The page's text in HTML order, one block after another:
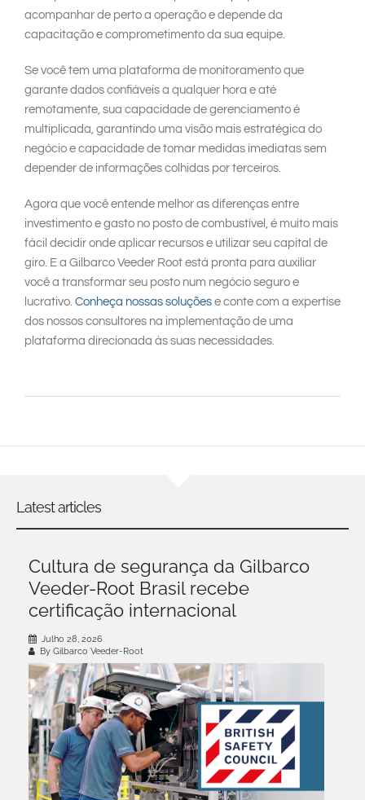
acompanhar de perto a operação e depende da
capacitação e comprometimento da sua equipe.
Se você tem uma plataforma de monitoramento que
garante dados confiáveis a qualquer hora e até
remotamente, sua capacidade de gerenciamento é
multiplicada, garantindo uma visão mais estratégica do
negócio e capacidade de tomar medidas imediatas sem
depender de informações colhidas por terceiros.
Agora que você entende melhor as diferenças entre
investimento e gasto no posto de combustível, é muito mais
fácil decidir onde aplicar recursos e utilizar seu capital de
giro. E a Gilbarco Veeder Root está pronta para auxiliar
você a transformar seu posto num negócio seguro e
lucrativo. Conheça nossas soluções e conte com a expertise
dos nossos consultores na implementação de uma
plataforma direcionada às suas necessidades.
Latest articles
Cultura de segurança da Gilbarco
Veeder-Root Brasil recebe
certificação internacional
Julho 28, 2026
By Gilbarco Veeder-Root